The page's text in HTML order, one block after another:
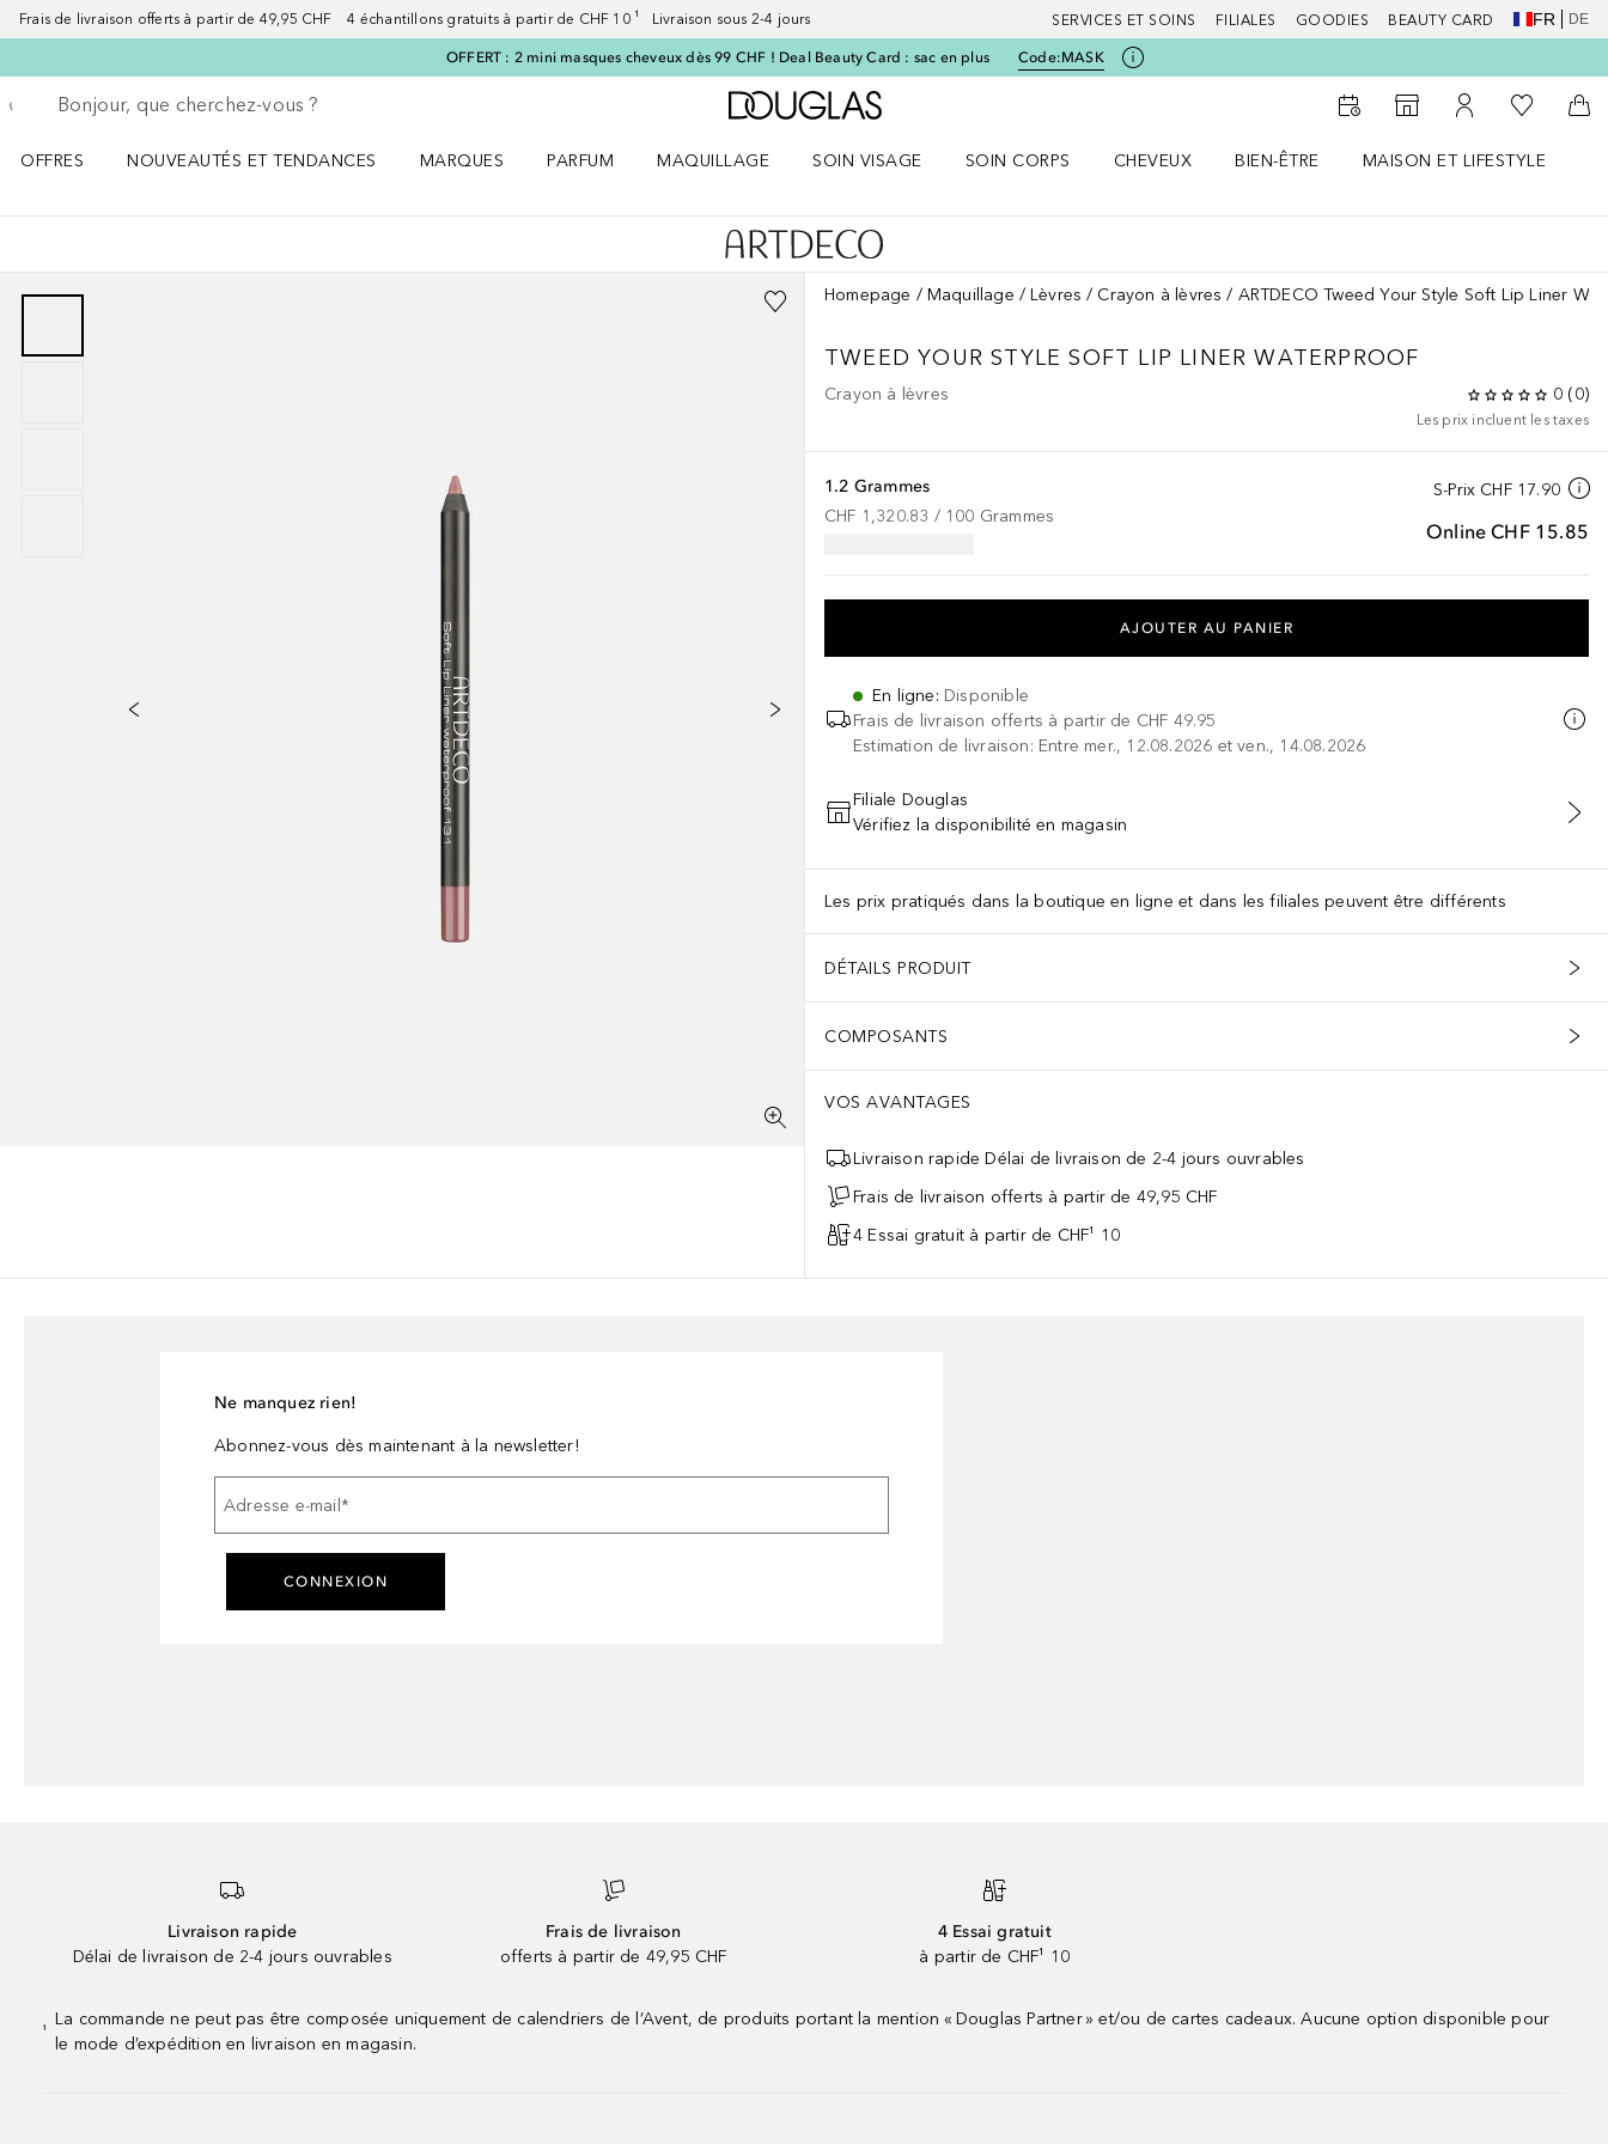
Frais de livraison offerts à partir de 49,95 CHF 4 échantillons gratuits à partir de CHF 10 ¹ Livraison sous 2-4 jours SERVICES ET SOINS FILIALES GOODIES BEAUTY CARD FR DE
OFFERT : 2 mini masques cheveux dès 99 CHF ! Deal Beauty Card : sac en plus Code:MASK
Retourner
Exécuter la recherche
Vers l'accueil Douglas
Vers le Storefinder
Vers Mon Compte
Vers Ma
OFFRES
NOUVEAUTÉS ET TENDANCES
MARQUES
PARFUM
MAQUILLAGE
SOIN VISAGE
SOIN CORPS
CHEVEUX
BIEN-ÊTRE
MAISON ET LIFESTYLE
Homepage Maquillage Lèvres Crayon à lèvres ARTDECO Tweed Your Style Soft Lip Liner
TWEED YOUR STYLE SOFT LIP LINER WATERPROOF
Crayon à lèvres 0 (0)
Les prix incluent les taxes
S-Prix CHF 17.90
Online CHF 15.85
1.2 Grammes
CHF 1,320.83 / 100 Grammes
AJOUTER AU PANIER
En ligne: Disponible
Frais de livraison offerts à partir de CHF 49.95
Estimation de livraison: Entre mer., 12.08.2026 et ven., 14.08.2026
Filiale Douglas
Vérifiez la disponibilité en magasin
Les prix pratiqués dans la boutique en ligne et dans les filiales peuvent être différents
DÉTAILS PRODUIT
COMPOSANTS
VOS AVANTAGES
Livraison rapide Délai de livraison de 2-4 jours ouvrables
Frais de livraison offerts à partir de 49,95 CHF
4 Essai gratuit à partir de CHF¹ 10
Ne manquez rien!
Abonnez-vous dès maintenant à la newsletter!
Adresse e-mail *
CONNEXION
Livraison rapide
Délai de livraison de 2-4 jours ouvrables
Frais de livraison
offerts à partir de 49,95 CHF
4 Essai gratuit
à partir de CHF¹ 10
¹
La commande ne peut pas être composée uniquement de calendriers de l’Avent, de produits portant la mention « Douglas Partner » et/ou de cartes cadeaux. Aucune option disponible pour
le mode d’expédition en livraison en magasin.